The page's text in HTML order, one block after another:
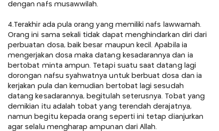
dengan nafs musawwilah.
4.Terakhir ada pula orang yang memiliki nafs lawwamah.
Orang ini sama sekali tidak dapat menghindarkan diri dari
perbuatan dosa, baik besar maupun kecil. Apabila ia
mengerjakan dosa maka datang kesadarannya dan ia
bertobat minta ampun. Tetapi suatu saat datang lagi
dorongan nafsu syahwatnya untuk berbuat dosa dan ia
kerjakan pula dan kemudian bertobat lagi sesudah
datang kesadarannya, begitulah seterusnya. Tobat yang
demikian itu adalah tobat yang terendah derajatnya,
namun begitu kepada orang seperti ini tetap dianjurkan
agar selalu mengharap ampunan dari Allah.